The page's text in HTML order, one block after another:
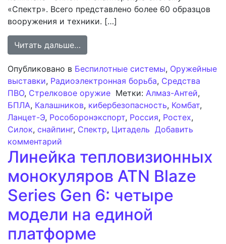
«Спектр». Всего представлено более 60 образцов
вооружения и техники. […]
Читать дальше…
Опубликовано в Беспилотные системы, Оружейные
выставки, Радиоэлектронная борьба, Средства
ПВО, Стрелковое оружие Метки: Алмаз-Антей,
БПЛА, Калашников, кибербезопасность, Комбат,
Ланцет-Э, Рособоронэкспорт, Россия, Ростех,
Силок, снайпинг, Спектр, Цитадель Добавить
комментарий
Линейка тепловизионных
монокуляров ATN Blaze
Series Gen 6: четыре
модели на единой
платформе